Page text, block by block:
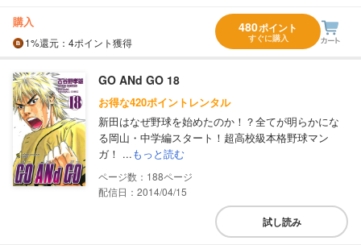
購入
1%還元 ：4ポイント獲得
480ポイント
すぐに購入
GO ANd GO 18
お得な420ポイントレンタル
新田はなぜ野球を始めたのか！？全てが明らかにな
る岡山・中学編スタート！超高校級本格野球マン
ガ！ ...もっと読む
188
配信日：2014/04/15
試し読み